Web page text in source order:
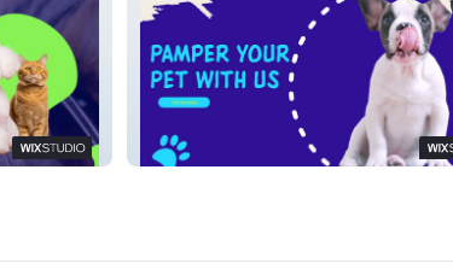
Kiras Pet Grooming